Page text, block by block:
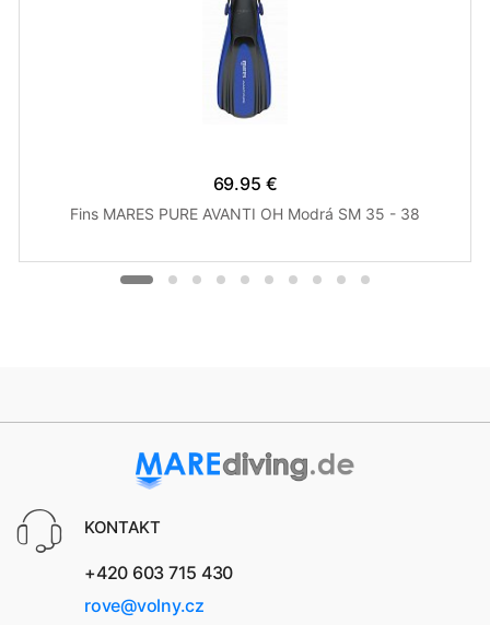
69.95 €
Fins MARES PURE AVANTI OH Modrá SM 35 - 38
KONTAKT
+420 603 715 430
rove@volny.cz